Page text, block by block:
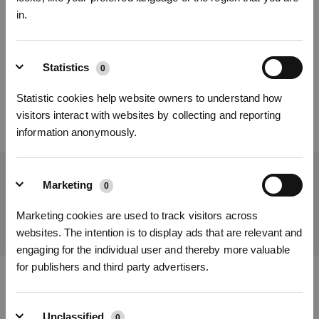
in.
Statistics 0
Statistic cookies help website owners to understand how
visitors interact with websites by collecting and reporting
information anonymously.
Marketing 0
Marketing cookies are used to track visitors across
websites. The intention is to display ads that are relevant and
engaging for the individual user and thereby more valuable
for publishers and third party advertisers.
Unclassified
Obtenez les dernières nouvelles d'ECOVACS
Télécharger l'application ECOVACS
Inscrivez-vous et recevez
€ sur leur première commande lorsque le paiement dépasse 1000 €.